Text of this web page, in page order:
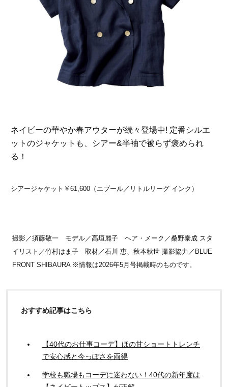
ネイビーの華やか春アウターが続々登場中! 定番シルエ
ットのジャケットも、シアー&半袖で被らず褒められ
る！
シアージャケット￥61,600（エブール／リトルリーグ インク）
撮影／須藤敬一 モデル／高垣麗子 ヘア・メーク／桑野泰成 スタ
イリスト／竹村はま子 取材／石川 恵、秋本秋世 撮影協力／BLUE
FRONT SHIBAURA ※情報は2026年5月号掲載時のものです。
おすすめ記事はこちら
【40代のお仕事コーデ】ほの甘ショートトレンチ
で安心感と今っぽさを両得
学校も職場もコーデに迷わない！40代の新年度は